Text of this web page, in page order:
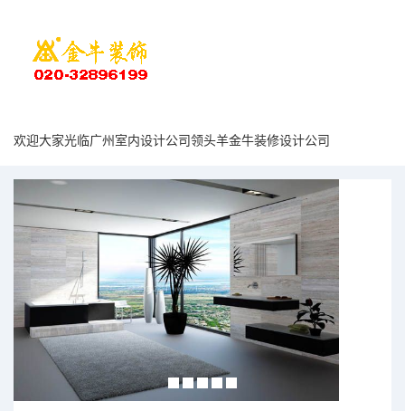
欢迎大家光临广州室内设计公司领头羊金牛装修设计公司